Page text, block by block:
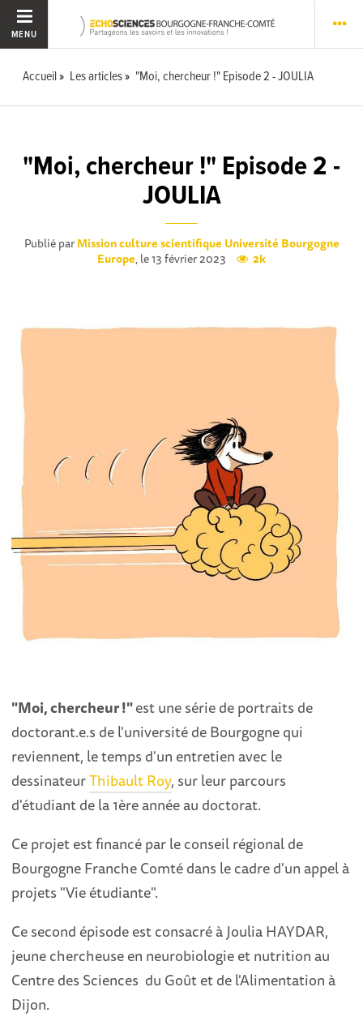
MENU
Accueil Les articles "Moi, chercheur !" Episode 2 - JOULIA
"Moi, chercheur !" Episode 2 -
JOULIA
Publié parMission culture scientifique Université Bourgogne
Europe, le 13 février 2023 2k
"Moi, chercheur !"est une série de portraits de
doctorant.e.s de l'université de Bourgogne qui
reviennent, le temps d'un entretien avec le
dessinateurThibault Roy, sur leur parcours
d'étudiant de la 1ère année au doctorat.
Ce projet est financé par le conseil régional de
Bourgogne Franche Comté dans le cadre d'un appel à
projets "Vie étudiante".
Ce second épisode est consacré à Joulia HAYDAR,
jeune chercheuse en neurobiologie et nutrition au
Centre des Sciences du Goût et de l'Alimentation à
Dijon.